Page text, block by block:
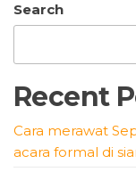
Search
Recent
Cara merawat
acara formal di